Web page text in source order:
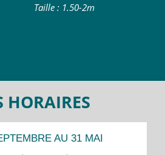
Taille : 1.50-2m
HORAIRES
AU 31 MAI